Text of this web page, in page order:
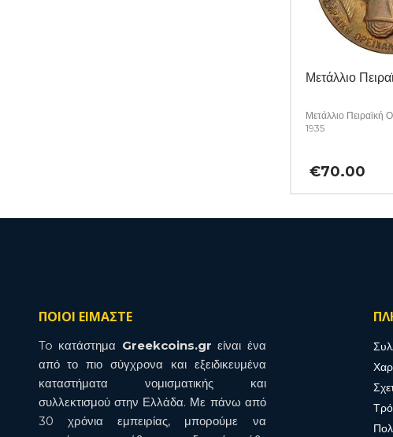
Μετάλλιο
Μετάλλιο Πειραϊκή
1935
€70.00
ΠΟΙΟΙ ΕΙΜΑΣΤΕ
To κατάστημα Greekcoins.gr είναι ένα
από το πιο σύγχρονα και εξειδικευμένα
καταστήματα νομισματικής και
συλλεκτισμού στην Ελλάδα. Με πάνω από
30 χρόνια εμπειρίας, μπορούμε να